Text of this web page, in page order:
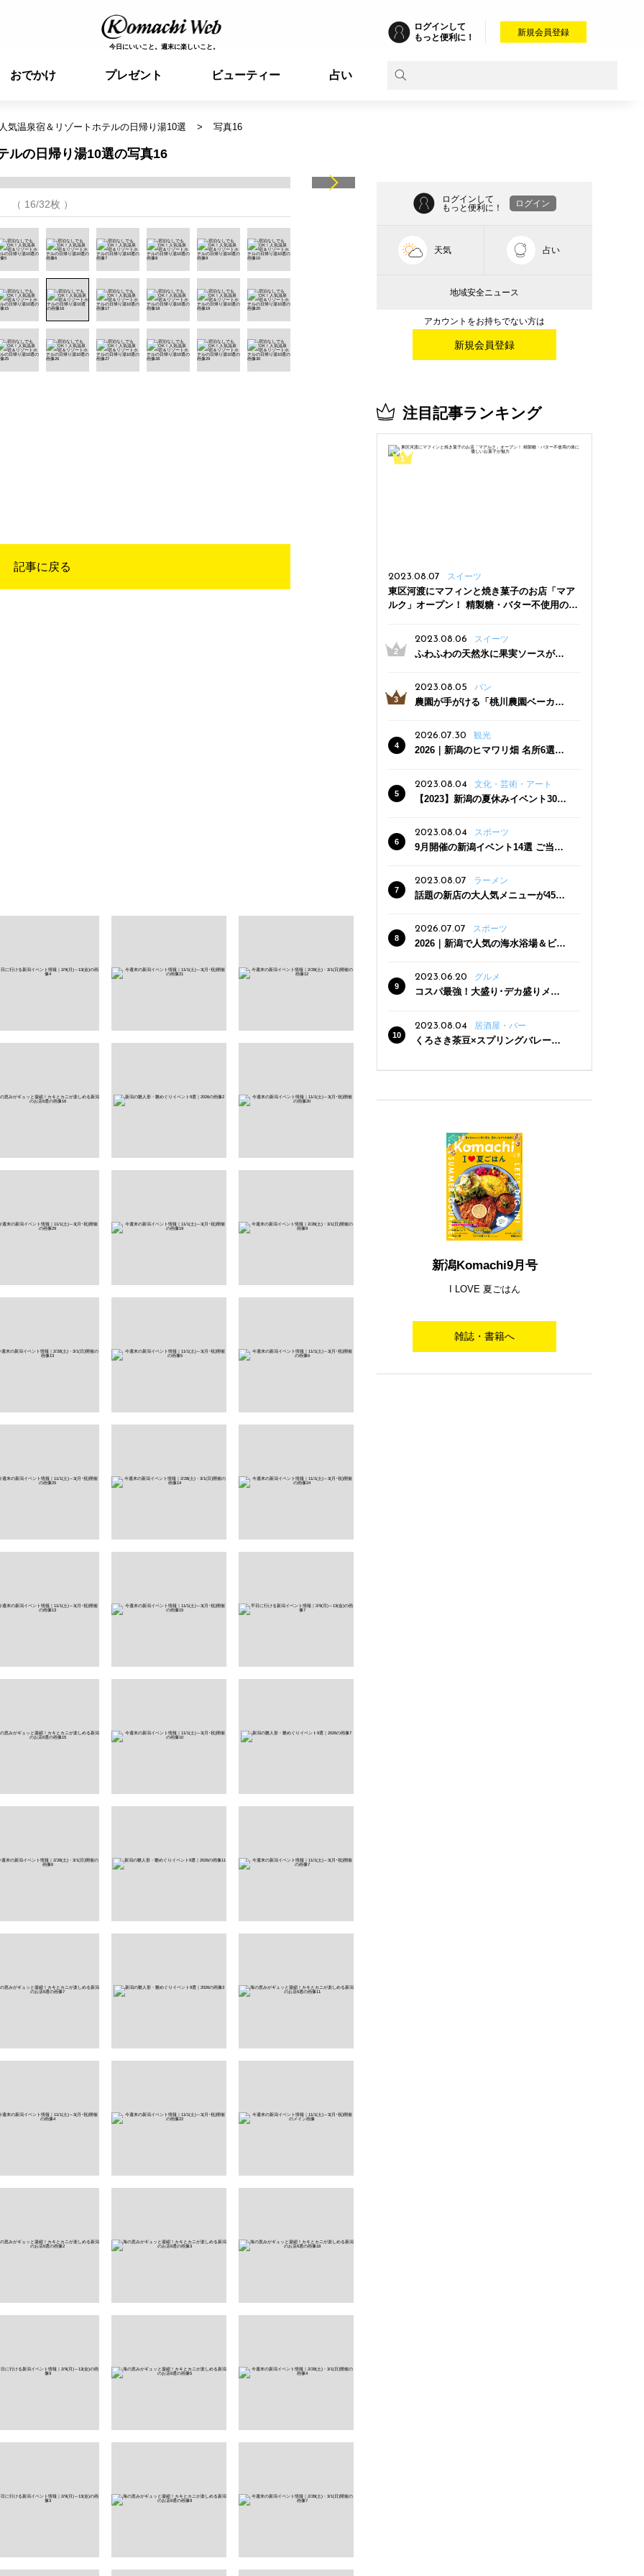
今日にいいこと。週末に楽しいこと。
ログインして
もっと便利に！
新規会員登録
おでかけ プレゼント ビューティー 占い
気温泉宿＆リゾートホテルの日帰り湯10選 写真16
ルの日帰り湯10選の写真16
（ 16/32枚 ）
記事に戻る
ログインして
もっと便利に！
ログイン
天気 占い
地域安全ニュース
アカウントをお持ちでない方は
新規会員登録
注目記事ランキング
2023.08.07 スイーツ
東区河渡にマフィンと焼き菓子のお店「マア
ルク」オープン！ 精製糖・バター不使用の体
2023.08.06
スイーツ
ふわふわの天然氷に果実ソースがた
三条駅近くにオープン
2023.08.05 パン
農園が手がける「桃川農園ベーカリ
った焼きたてパンのほか、ジェラー
トやスムージーも
2026.07.30 観光
2026｜新潟のヒマワリ畑 名所6選
2023.08.04
文化・芸術・アート
【2023】新潟の夏休みイベント30
2023.08.04
スポーツ
9月開催の新潟イベント14選 ご当地
2023.08.07 ラーメン
話題の新店の大人気メニューが450
クーポン登場
2026.07.07 スポーツ
2026｜新潟で人気の海水浴場＆ビー
2023.06.20
グルメ
コスパ最強！大盛り･デカ盛りメニ
2023.08.04
居酒屋・バー
くろさき茶豆×スプリングバレー豊
新潟Komachi9月号
I LOVE 夏ごはん
雑誌・書籍へ